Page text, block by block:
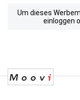
Um dieses
einloggen